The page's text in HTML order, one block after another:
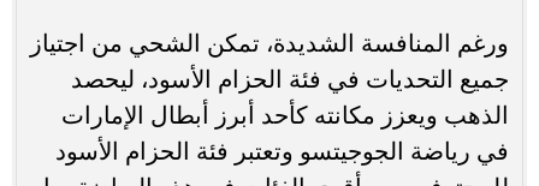
ورغم المنافسة الشديدة، تمكن الشحي من اجتياز
جميع التحديات في فئة الحزام الأسود، ليحصد
الذهب ويعزز مكانته كأحد أبرز أبطال الإمارات
في رياضة الجوجيتسو وتعتبر فئة الحزام الأسود